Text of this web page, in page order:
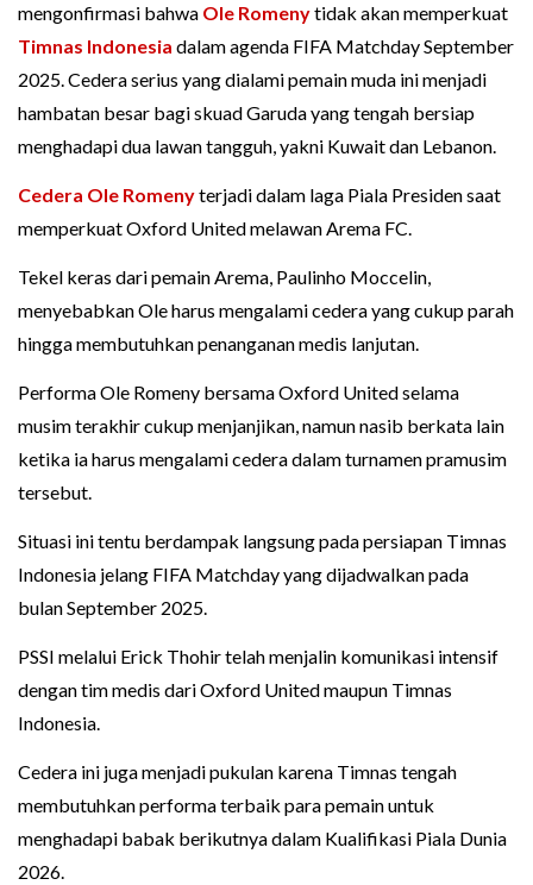
mengonfirmasi bahwa Ole Romenytidak akan memperkuat
Timnas Indonesia dalam agenda FIFA Matchday September
2025. Cedera serius yang dialami pemain muda ini menjadi
hambatan besar bagi skuad Garuda yang tengah bersiap
menghadapi dua lawan tangguh, yakni Kuwait dan Lebanon.
Cedera Ole Romenyterjadi dalam laga Piala Presiden saat
memperkuat Oxford United melawan Arema FC.
Tekel keras dari pemain Arema, Paulinho Moccelin,
menyebabkan Ole harus mengalami cedera yang cukup parah
hingga membutuhkan penanganan medis lanjutan.
Performa Ole Romeny bersama Oxford United selama
musim terakhir cukup menjanjikan, namun nasib berkata lain
ketika ia harus mengalami cedera dalam turnamen pramusim
tersebut.
Situasi ini tentu berdampak langsung pada persiapan Timnas
Indonesia jelang FIFA Matchday yang dijadwalkan pada
bulan September 2025.
PSSI melalui Erick Thohir telah menjalin komunikasi intensif
dengan tim medis dari Oxford United maupun Timnas
Indonesia.
Cedera ini juga menjadi pukulan karena Timnas tengah
membutuhkan performa terbaik para pemain untuk
menghadapi babak berikutnya dalam Kualifikasi Piala Dunia
2026.